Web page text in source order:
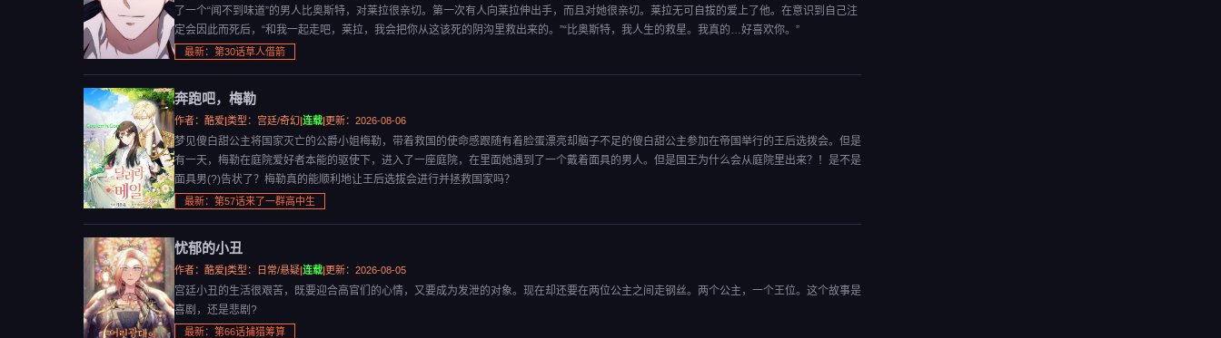
了一个“闻不到味道”的男人比奥斯特，对莱拉很亲切。第一次有人向莱拉伸出手，而且对她很亲切。莱拉无可自拔的爱上了他。在意识到自己注
定会因此而死后，“和我一起走吧，莱拉，我会把你从这该死的阴沟里救出来的。”“比奥斯特，我人生的救星。我真的…好喜欢你。”
最新：第30话草人借箭
奔跑吧，梅勒
作者：酷爱|类型：宫廷/奇幻|连载|更新：2026-08-06
梦见傻白甜公主将国家灭亡的公爵小姐梅勒，带着救国的使命感跟随有着脸蛋漂亮却脑子不足的傻白甜公主参加在帝国举行的王后选拨会。但是
有一天，梅勒在庭院爱好者本能的驱使下，进入了一座庭院，在里面她遇到了一个戴着面具的男人。但是国王为什么会从庭院里出来？！是不是
面具男(?)告状了？梅勒真的能顺利地让王后选拔会进行并拯救国家吗？
最新：第57话来了一群高中生
忧郁的小丑
作者：酷爱|类型：日常/悬疑|连载|更新：2026-08-05
宫廷小丑的生活很艰苦，既要迎合高官们的心情，又要成为发泄的对象。现在却还要在两位公主之间走钢丝。两个公主，一个王位。这个故事是
喜剧，还是悲剧?
最新：第66话捕猎筹算